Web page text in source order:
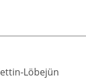
Löbejün